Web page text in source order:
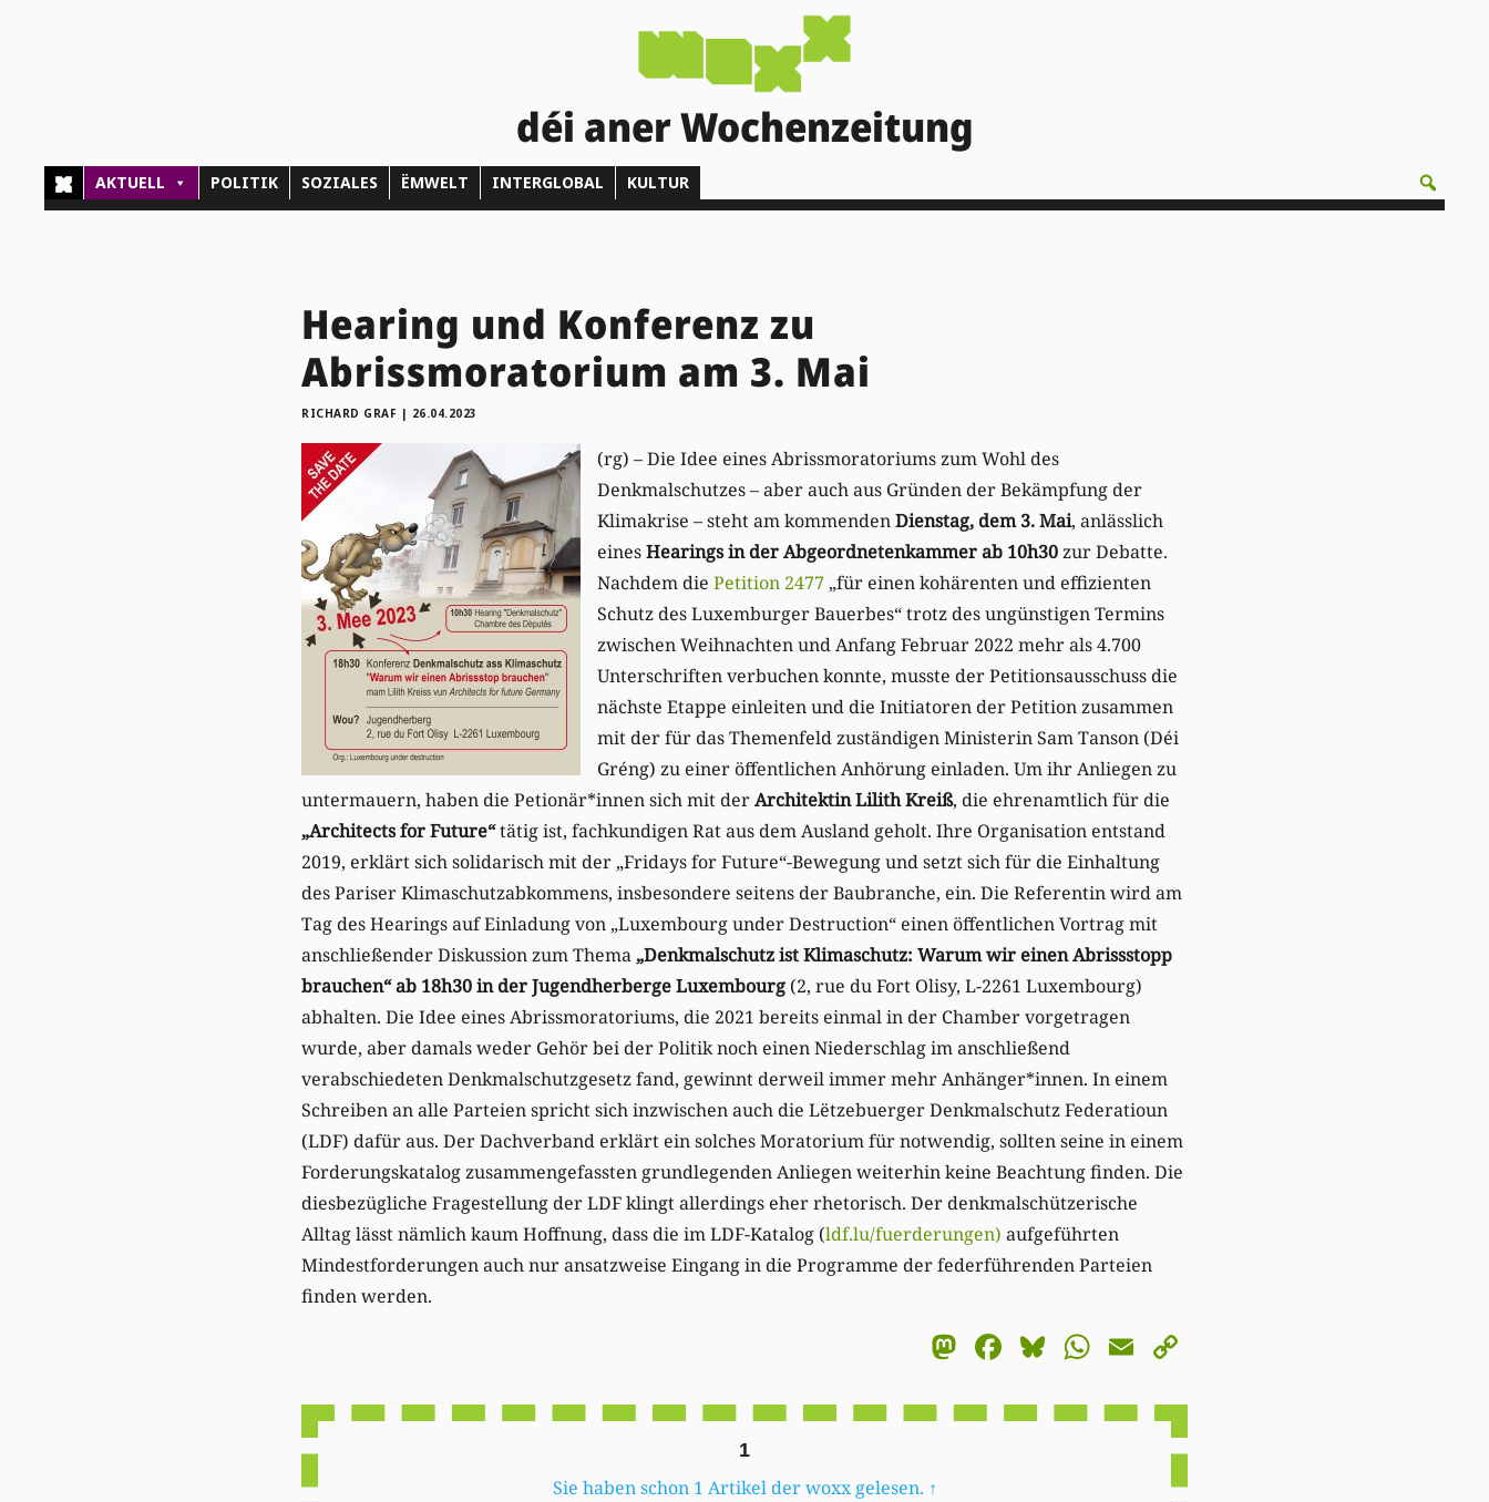
déi aner Wochenzeitung
AKTUELL POLITIK SOZIALES ËMWELT INTERGLOBAL KULTUR
Hearing und Konferenz zu
Abrissmoratorium am 3. Mai
RICHARD GRAF | 26.04.2023
(rg) – Die Idee eines Abrissmoratoriums zum Wohl des
Denkmalschutzes – aber auch aus Gründen der Bekämpfung der
Klimakrise – steht am kommendenDienstag, dem 3. Mai, anlässlich
einesHearings in der Abgeordnetenkammer ab 10h30zur Debatte.
Nachdem die Petition 2477 „für einen kohärenten und effizienten
Schutz des Luxemburger Bauerbes“ trotz des ungünstigen Termins
zwischen Weihnachten und Anfang Februar 2022 mehr als 4.700
Unterschriften verbuchen konnte, musste der Petitionsausschuss die
nächste Etappe einleiten und die Initiatoren der Petition zusammen
mit der für das Themenfeld zuständigen Ministerin Sam Tanson (Déi
Gréng) zu einer öffentlichen Anhörung einladen. Um ihr Anliegen zu
untermauern, haben die Petionär*innen sich mit derArchitektin Lilith Kreiß, die ehrenamtlich für die
„Architects for Future“tätig ist, fachkundigen Rat aus dem Ausland geholt. Ihre Organisation entstand
2019, erklärt sich solidarisch mit der „Fridays for Future“-Bewegung und setzt sich für die Einhaltung
des Pariser Klimaschutzabkommens, insbesondere seitens der Baubranche, ein. Die Referentin wird am
Tag des Hearings auf Einladung von „Luxembourg under Destruction“ einen öffentlichen Vortrag mit
anschließender Diskussion zum Thema„Denkmalschutz ist Klimaschutz: Warum wir einen Abrissstopp
brauchen“ ab 18h30 in der Jugendherberge Luxembourg (2, rue du Fort Olisy, L-2261 Luxembourg)
abhalten. Die Idee eines Abrissmoratoriums, die 2021 bereits einmal in der Chamber vorgetragen
wurde, aber damals weder Gehör bei der Politik noch einen Niederschlag im anschließend
verabschiedeten Denkmalschutzgesetz fand, gewinnt derweil immer mehr Anhänger*innen. In einem
Schreiben an alle Parteien spricht sich inzwischen auch die Lëtzebuerger Denkmalschutz Federatioun
(LDF) dafür aus. Der Dachverband erklärt ein solches Moratorium für notwendig, sollten seine in einem
Forderungskatalog zusammengefassten grundlegenden Anliegen weiterhin keine Beachtung finden. Die
diesbezügliche Fragestellung der LDF klingt allerdings eher rhetorisch. Der denkmalschützerische
Alltag lässt nämlich kaum Hoffnung, dass die im LDF-Katalog (ldf.lu/fuerderungen) aufgeführten
Mindestforderungen auch nur ansatzweise Eingang in die Programme der federführenden Parteien
finden werden.
Mastodon
Facebook
Bluesky
WhatsApp
Email
1
Sie haben schon 1 Artikel der woxx gelesen. ↑